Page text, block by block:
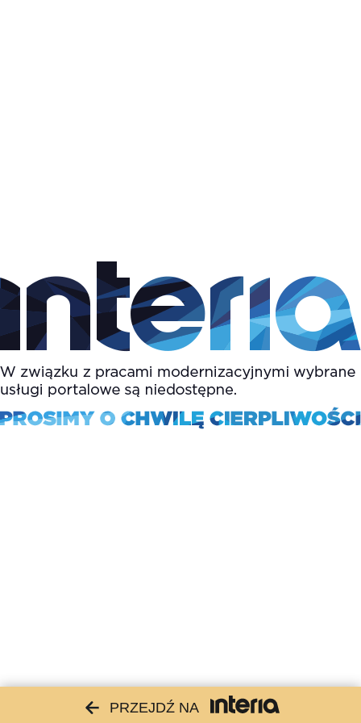
PRZEJDŹ NA